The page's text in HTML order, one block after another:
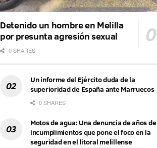
Detenido un hombre en Melilla
por presunta agresión sexual
0 SHARES
Un informe del Ejército duda de la
superioridad de España ante Marruecos
0 SHARES
Motos de agua: Una denuncia de años de
incumplimientos que pone el foco en la
seguridad en el litoral melillense